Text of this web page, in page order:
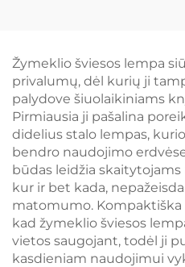
amžro spalvos LED
lempa knygai skaityti
Žymeklio šviesos lempa
privalumų, dėl kurių ji
palydove šiuolaikiniams
Pirmiausia ji pašalina
didelius stalo lempas,
bendro naudojimo
būdas leidžia
kur ir bet kada,
matomumo.
kad žymeklio šviesos
vietos saugojant, todėl ji
kasdieniam naudojimui